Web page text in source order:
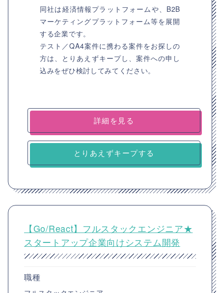
同社は経済情報プラットフォームや、B2B
マーケティングプラットフォーム等を展開
する企業です。
テスト／QA4案件に携わる案件をお探しの
方は、とりあえずキープし、案件への申し
込みをぜひ検討してみてください。
詳細を見る
とりあえずキープする
【Go/React】フルスタックエンジニア★
スタートアップ企業向けシステム開発
職種